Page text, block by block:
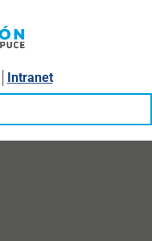
Intranet